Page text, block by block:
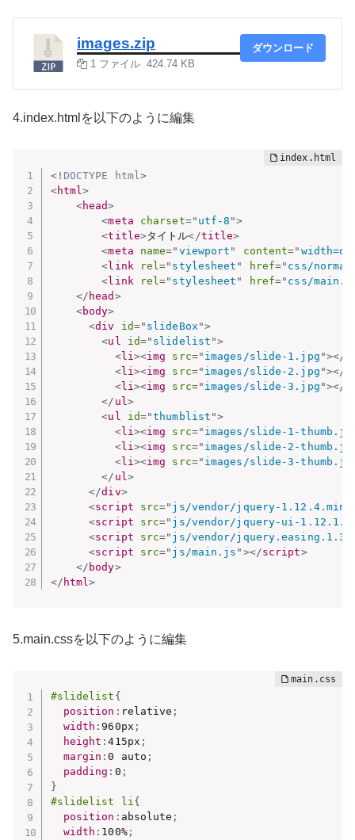
images.zip
1 ファイル 424.74 KB
ダウンロード
4.index.htmlを以下のように編集
<! DOCTYPE html >
<html>
<head>
<meta charset=" utf-8 ">
<title>タイトル</title>
<meta name=" viewport " content="
<link rel=" stylesheet " href=" css/
<link rel=" stylesheet " href=" css/
</ head >
<body>
<div id=" slideBox ">
<ul id=" slidelist ">
<li ><img src=" images/slide-1.jpg "></
<li ><img src=" images/slide-2.jpg "></
<li ><img src=" images/slide-3.jpg "></
</ ul >
<ul id="thumblist ">
<li ><img src=" images/slide-1-
<li ><img src=" images/slide-2-
<li ><img src=" images/slide-3-
</ ul >
</div>
<script src=" js/vendor/jquery-
<script src=" js/vendor/jquery-ui-
<script src=" js/vendor/
<script src=" js/main.js " ></script>
</ body>
</ html>
5.main.cssを以下のように編集
#slidelist {
position : relative ;
width :960px ;
height :415px ;
margin :0 auto ;
padding : 0 ;
}
#slidelist li{
position : absolute ;
width : 100%;